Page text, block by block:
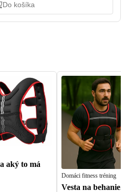
Do košíka
aký to má
Domáci fitness tréning
Vesta na behanie.